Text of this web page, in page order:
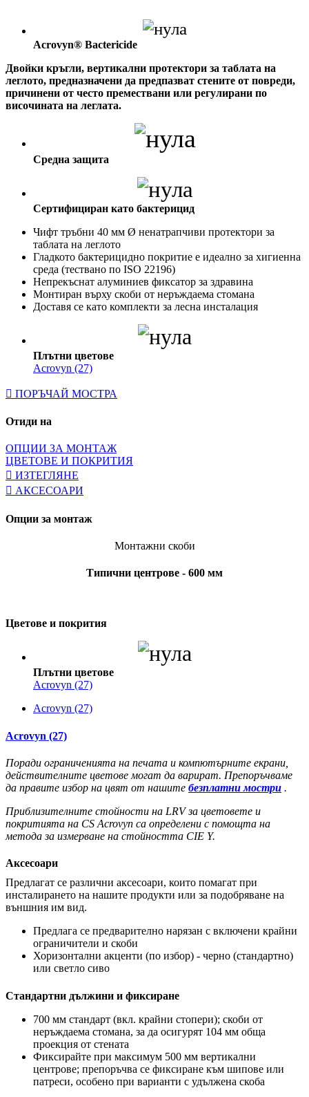
Acrovyn® Bactericide
Двойки кръгли, вертикални протектори за таблата на
леглото, предназначени да предпазват стените от повреди,
причинени от често премествани или регулирани по
височината на леглата.
Средна защита
Сертифициран като бактерицид
Чифт тръбни 40 мм Ø ненатрапчиви протектори за
таблата на леглото
Гладкото бактерицидно покритие е идеално за хигиенна
среда (тествано по ISO 22196)
Непрекъснат алуминиев фиксатор за здравина
Монтиран върху скоби от неръждаема стомана
Доставя се като комплекти за лесна инсталация
Плътни цветове
Acrovyn (27)
ПОРЪЧАЙ МОСТРА
Отиди на
ОПЦИИ ЗА МОНТАЖ
ЦВЕТОВЕ И ПОКРИТИЯ
ИЗТЕГЛЯНЕ
АКСЕСОАРИ
Опции за монтаж
Монтажни скоби
Типични центрове - 600 мм
Цветове и покрития
Плътни цветове
Acrovyn (27)
Acrovyn (27)
Acrovyn (27)
Поради ограниченията на печата и компютърните екрани,
действителните цветове могат да варират. Препоръчваме
да правите избор на цвят от нашите безплатни мостри .
Приблизителните стойности на LRV за цветовете и
покритията на CS Acrovyn са определени с помощта на
метода за измерване на стойността CIE Y.
Аксесоари
Предлагат се различни аксесоари, които помагат при
инсталирането на нашите продукти или за подобряване на
външния им вид.
Предлага се предварително нарязан с включени крайни
ограничители и скоби
Хоризонтални акценти (по избор) - черно (стандартно)
или светло сиво
Стандартни дължини и фиксиране
700 мм стандарт (вкл. крайни стопери); скоби от
неръждаема стомана, за да осигурят 104 мм обща
проекция от стената
Фиксирайте при максимум 500 мм вертикални
центрове; препоръчва се фиксиране към шипове или
патреси, особено при варианти с удължена скоба